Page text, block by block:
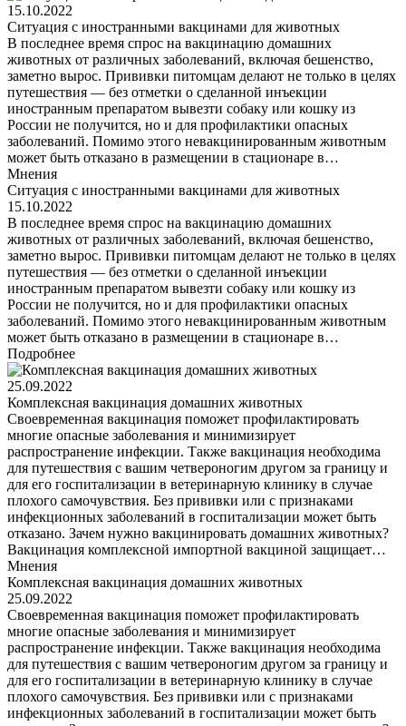
15.10.2022
Ситуация с иностранными вакцинами для животных
В последнее время спрос на вакцинацию домашних
животных от различных заболеваний, включая бешенство,
заметно вырос. Прививки питомцам делают не только в целях
путешествия — без отметки о сделанной инъекции
иностранным препаратом вывезти собаку или кошку из
России не получится, но и для профилактики опасных
заболеваний. Помимо этого невакцинированным животным
может быть отказано в размещении в стационаре в…
Мнения
Ситуация с иностранными вакцинами для животных
15.10.2022
В последнее время спрос на вакцинацию домашних
животных от различных заболеваний, включая бешенство,
заметно вырос. Прививки питомцам делают не только в целях
путешествия — без отметки о сделанной инъекции
иностранным препаратом вывезти собаку или кошку из
России не получится, но и для профилактики опасных
заболеваний. Помимо этого невакцинированным животным
может быть отказано в размещении в стационаре в…
Подробнее
25.09.2022
Комплексная вакцинация домашних животных
Своевременная вакцинация поможет профилактировать
многие опасные заболевания и минимизирует
распространение инфекции. Также вакцинация необходима
для путешествия с вашим четвероногим другом за границу и
для его госпитализации в ветеринарную клинику в случае
плохого самочувствия. Без прививки или с признаками
инфекционных заболеваний в госпитализации может быть
отказано. Зачем нужно вакцинировать домашних животных?
Вакцинация комплексной импортной вакциной защищает…
Мнения
Комплексная вакцинация домашних животных
25.09.2022
Своевременная вакцинация поможет профилактировать
многие опасные заболевания и минимизирует
распространение инфекции. Также вакцинация необходима
для путешествия с вашим четвероногим другом за границу и
для его госпитализации в ветеринарную клинику в случае
плохого самочувствия. Без прививки или с признаками
инфекционных заболеваний в госпитализации может быть